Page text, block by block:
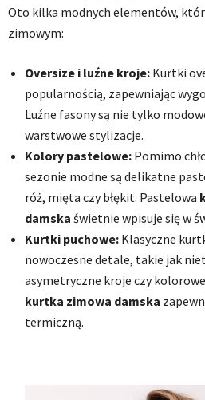
Oto kilka modnych elementów,
zimowym:
Oversize i luźne kroje: Kurtki
popularnością, zapewniając
Luźne fasony są nie tylko
warstwowe stylizacje.
Kolory pastelowe: Pomimo
sezonie modne są delikatne
róż, mięta czy błękit. Pastelowa
damska świetnie wpisuje się w
Kurtki puchowe: Klasyczne
nowoczesne detale, takie jak
asymetryczne kroje czy
kurtka zimowa damska
termiczną.